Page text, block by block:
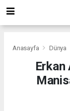
Anasayfa Dünya
Erkan